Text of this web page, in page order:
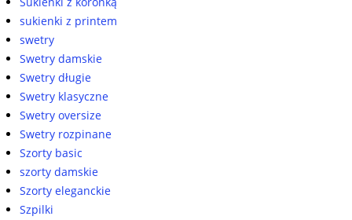
sukienki z printem
swetry
Swetry damskie
Swetry długie
Swetry klasyczne
Swetry oversize
Swetry rozpinane
Szorty basic
szorty damskie
Szorty eleganckie
Szpilki